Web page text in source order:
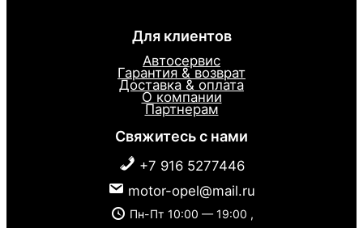
Для клиентов
Автосервис
Гарантия & возврат
Доставка & оплата
О компании
Партнерам
Свяжитесь с нами
+7 916 5277446
motor-opel@mail.ru
Пн-Пт 10:00 — 19:00 ,